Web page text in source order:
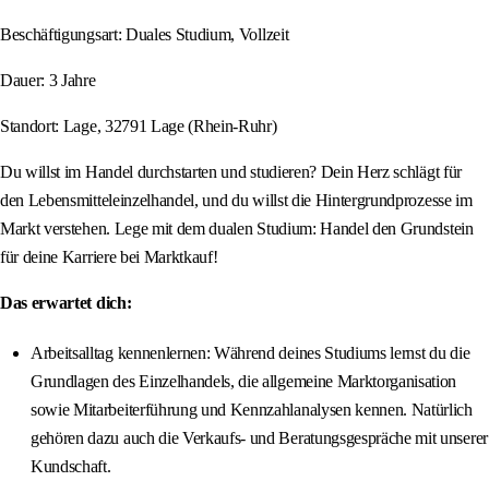
Beschäftigungsart: Duales Studium, Vollzeit
Dauer: 3 Jahre
Standort: Lage, 32791 Lage (Rhein-Ruhr)
Du willst im Handel durchstarten und studieren? Dein Herz schlägt für
den Lebensmitteleinzelhandel, und du willst die Hintergrundprozesse im
Markt verstehen. Lege mit dem dualen Studium: Handel den Grundstein
für deine Karriere bei Marktkauf!
Das erwartet dich:
Arbeitsalltag kennenlernen: Während deines Studiums lernst du die
Grundlagen des Einzelhandels, die allgemeine Marktorganisation
sowie Mitarbeiterführung und Kennzahlanalysen kennen. Natürlich
gehören dazu auch die Verkaufs- und Beratungsgespräche mit unserer
Kundschaft.